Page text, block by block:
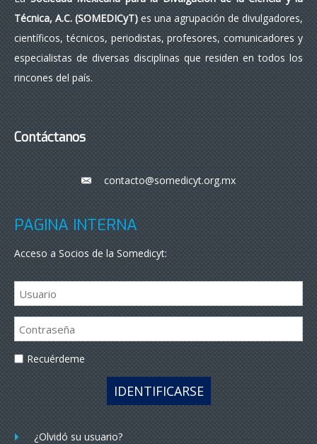
Técnica, A.C. (SOMEDICyT)es una agrupación de divulgadores,
científicos, técnicos, periodistas, profesores, comunicadores y
especialistas de diversas disciplinas que residen en todos los
rincones del país.
Contáctanos
___contacto@somedicyt.org.mx
PÁGINA INTERNA
Acceso a Socios de la Somedicyt:
Recuérdeme
IDENTIFICARSE
¿Olvidó su usuario?